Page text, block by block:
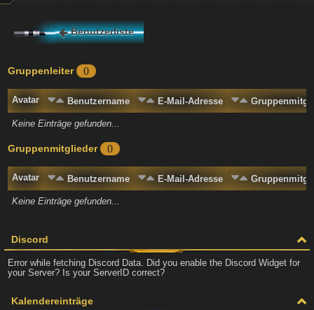
Discord
Error while fetching Discord Data. Did you enable the Discord Widget for
your Server? Is your ServerID correct?
Kalendereinträge
Benutzerliste
Gruppenleiter 0
Avatar Benutzername E-Mail-Adresse
Keine Einträge gefunden...
Gruppenmitglieder 0
Avatar Benutzername E-Mail-Adresse
Keine Einträge gefunden...